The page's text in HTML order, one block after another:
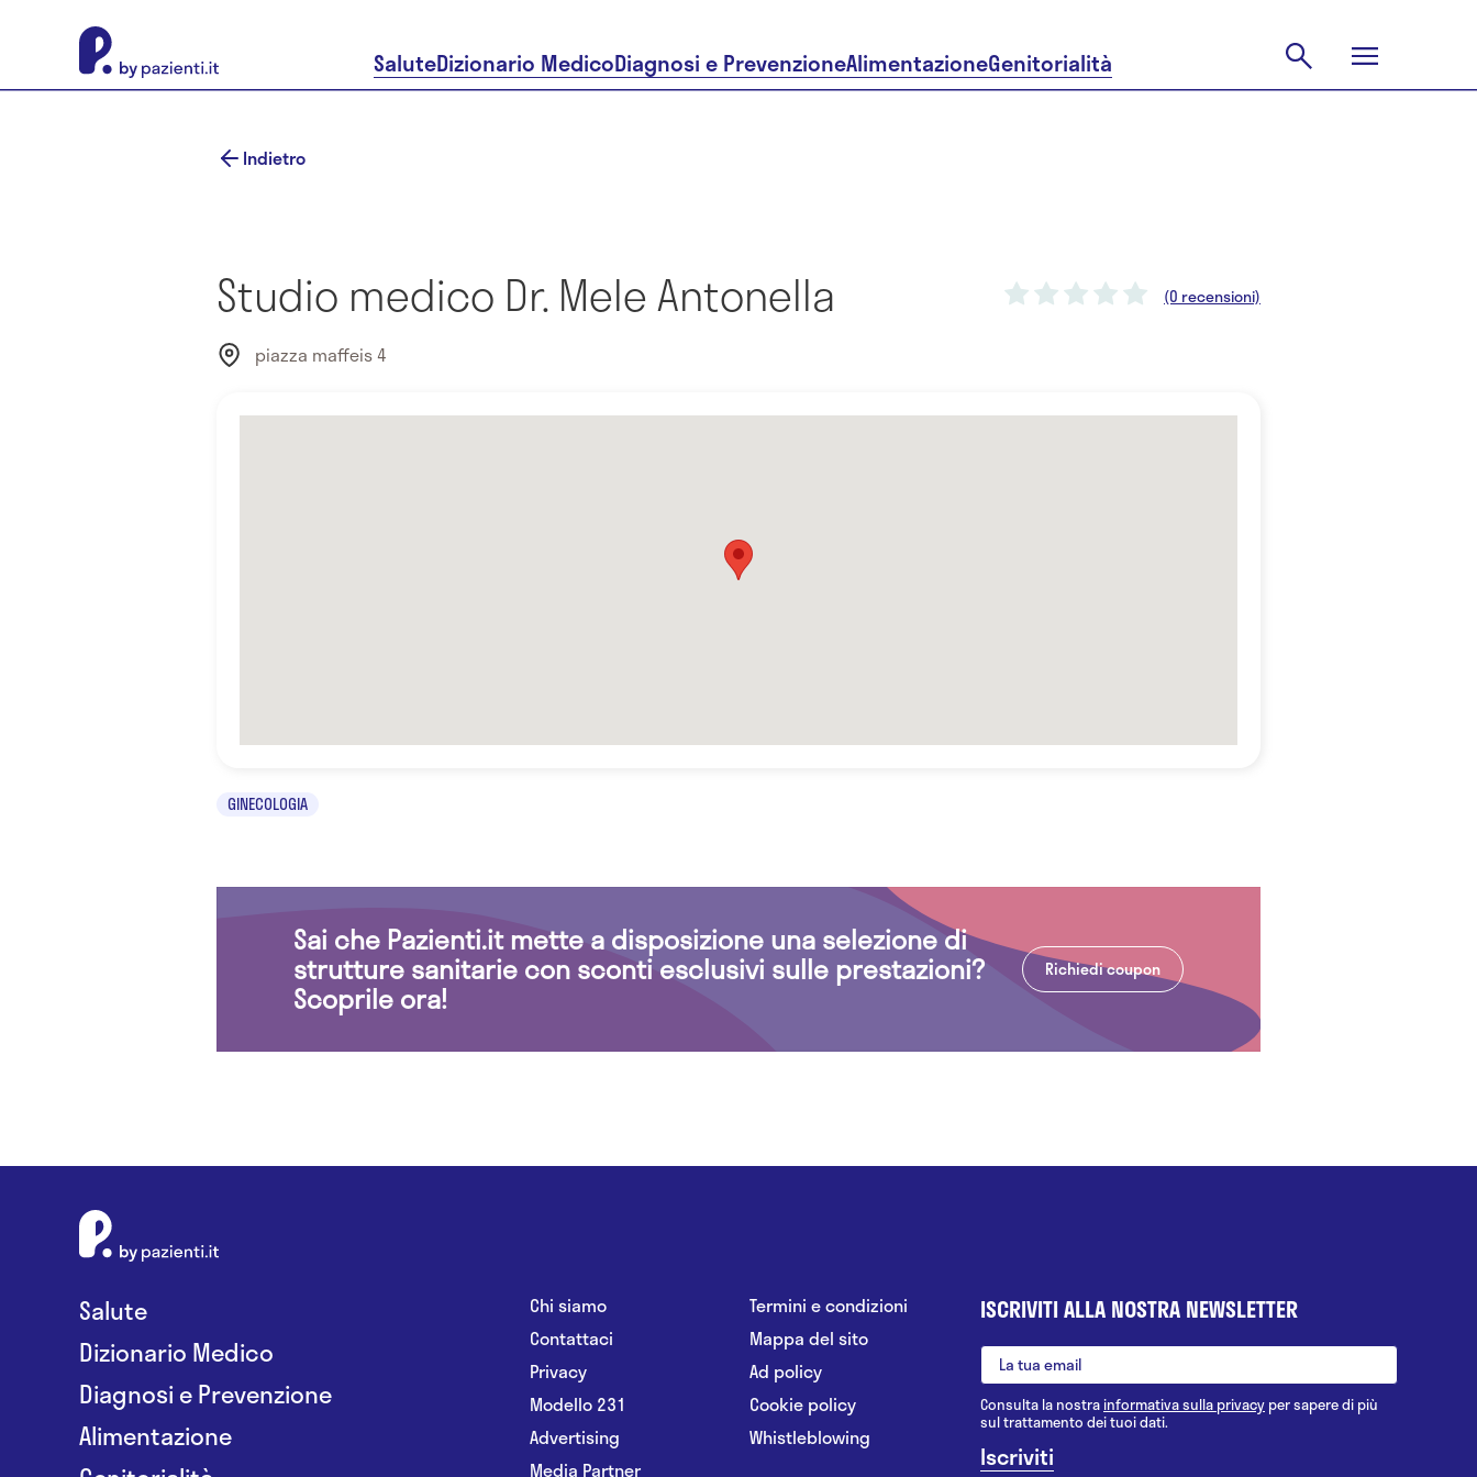
SaluteDizionario MedicoDiagnosi e PrevenzioneAlimentazioneGenitorialità
Indietro
Studio medico Dr. Mele Antonella (0 recensioni)
piazza maffeis 4
GINECOLOGIA
Sai che Pazienti.it mette a disposizione una selezione di
strutture sanitarie con sconti esclusivi sulle prestazioni?
Scoprile ora!
Richiedi coupon
Salute
Dizionario Medico
Diagnosi e Prevenzione
Alimentazione
Chi siamo
Contattaci
Privacy
Modello 231
Advertising
Media Partner
Termini e condizioni
Mappa del sito
Ad policy
Cookie policy
Whistleblowing
ISCRIVITI ALLA NOSTRA NEWSLETTER
Consulta la nostrainformativa sulla privacy per sapere di più
sul trattamento dei tuoi dati.